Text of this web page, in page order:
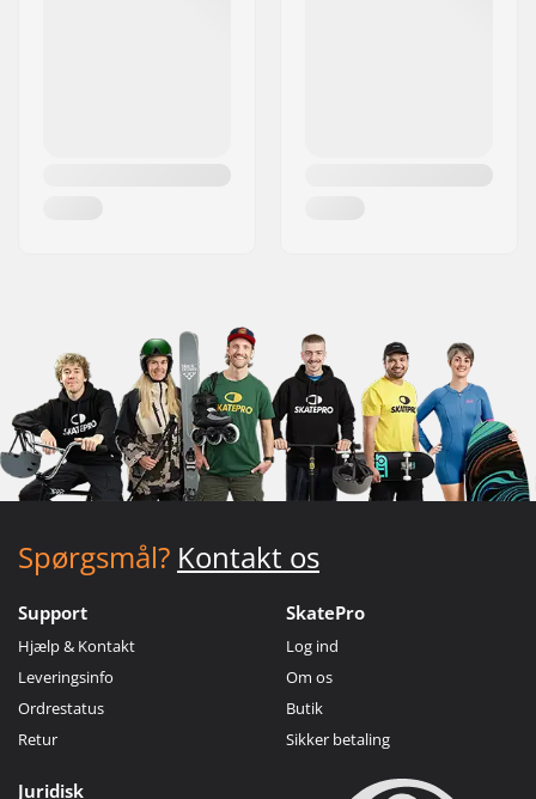
Spørgsmål? Kontakt os
Support
Hjælp & Kontakt
Leveringsinfo
Ordrestatus
Retur
SkatePro
Log ind
Om os
Butik
Sikker betaling
Juridisk